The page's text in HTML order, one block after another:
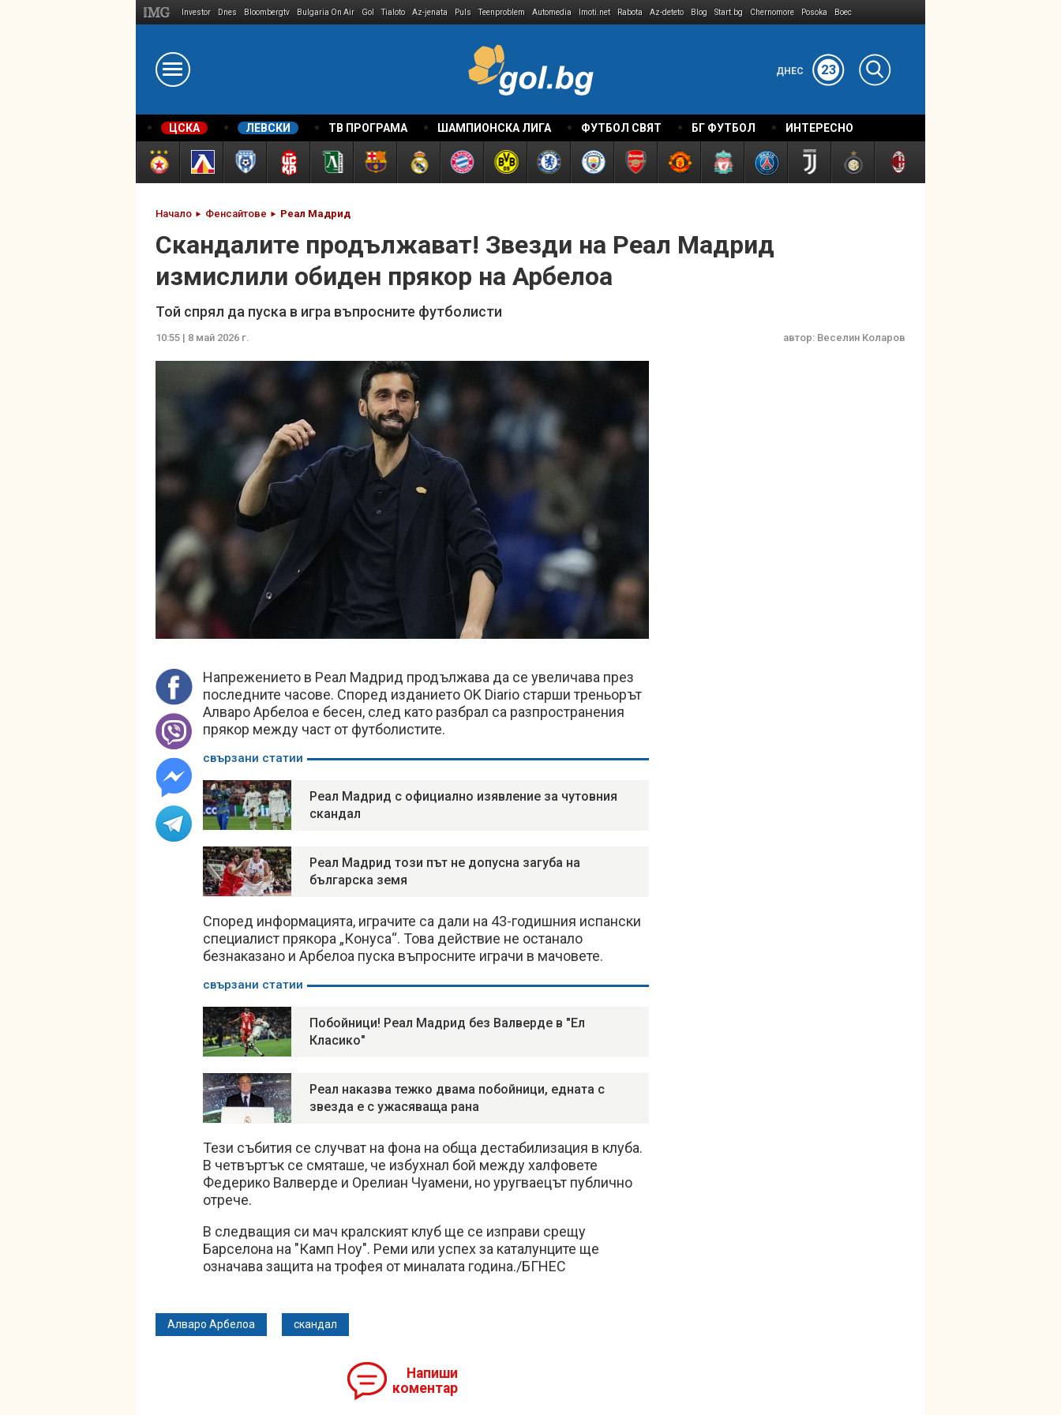
Investor Dnes Bloombergtv Bulgaria On Air Gol Tialoto Az-jenata Puls Teenproblem Automedia Imoti.net Rabota Az-deteto Blog Start.bg Chernomore Posoka Boec
ДНЕС 23
ЦСКА ЛЕВСКИ ТВ ПРОГРАМА ШАМПИОНСКА ЛИГА ФУТБОЛ СВЯТ БГ ФУТБОЛ ИНТЕРЕСНО
Начало Фенсайтове Реал Мадрид
Скандалите продължават! Звезди на Реал Мадрид
измислили обиден прякор на Арбелоа
Той спрял да пуска в игра въпросните футболисти
10:55 | 8 май 2026 г. автор: Веселин Коларов
Напрежението в Реал Мадрид продължава да се увеличава през
последните часове. Според изданието OK Diario старши треньорът
Алваро Арбелоа е бесен, след като разбрал са разпространения
прякор между част от футболистите.
свързани статии
Реал Мадрид с официално изявление за чутовния
скандал
Реал Мадрид този път не допусна загуба на
българска земя
Според информацията, играчите са дали на 43-годишния испански
специалист прякора „Конуса“. Това действие не останало
безнаказано и Арбелоа пуска въпросните играчи в мачовете.
свързани статии
Побойници! Реал Мадрид без Валверде в "Ел
Класико"
Реал наказва тежко двама побойници, едната с
звезда е с ужасяваща рана
Тези събития се случват на фона на обща дестабилизация в клуба.
В четвъртък се смяташе, че избухнал бой между халфовете
Федерико Валверде и Орелиан Чуамени, но уругваецът публично
отрече.
В следващия си мач кралският клуб ще се изправи срещу
Барселона на "Камп Ноу". Реми или успех за каталунците ще
означава защита на трофея от миналата година./БГНЕС
Алваро Арбелоа скандал
Напиши
коментар